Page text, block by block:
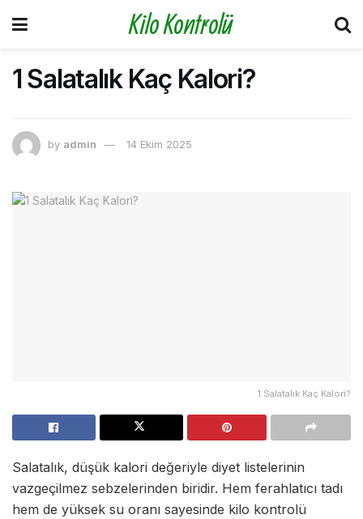
Kilo Kontrolü
1 Salatalık Kaç Kalori?
by admin 14 Ekim 2025
1 Salatalık Kaç Kalori?
Salatalık, düşük kalori değeriyle diyet listelerinin
vazgeçilmez sebzelerinden biridir. Hem ferahlatıcı tadı
hem de yüksek su oranı sayesinde kilo kontrolü